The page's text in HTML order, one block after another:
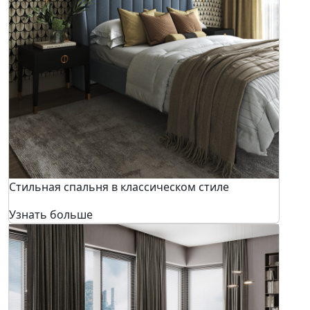
Стильная спальня в классическом стиле
Узнать больше